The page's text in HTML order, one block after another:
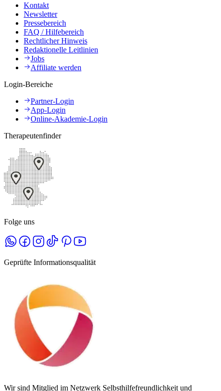
Kontakt
Newsletter
Pressebereich
FAQ / Hilfebereich
Rechtlicher Hinweis
Redaktionelle Leitlinien
Jobs
Affiliate werden
Login-Bereiche
Partner-Login
App-Login
Online-Akademie-Login
Therapeutenfinder
Folge uns
Geprüfte Informationsqualität
Wir sind Mitglied im Netzwerk Selbsthilfefreundlichkeit und